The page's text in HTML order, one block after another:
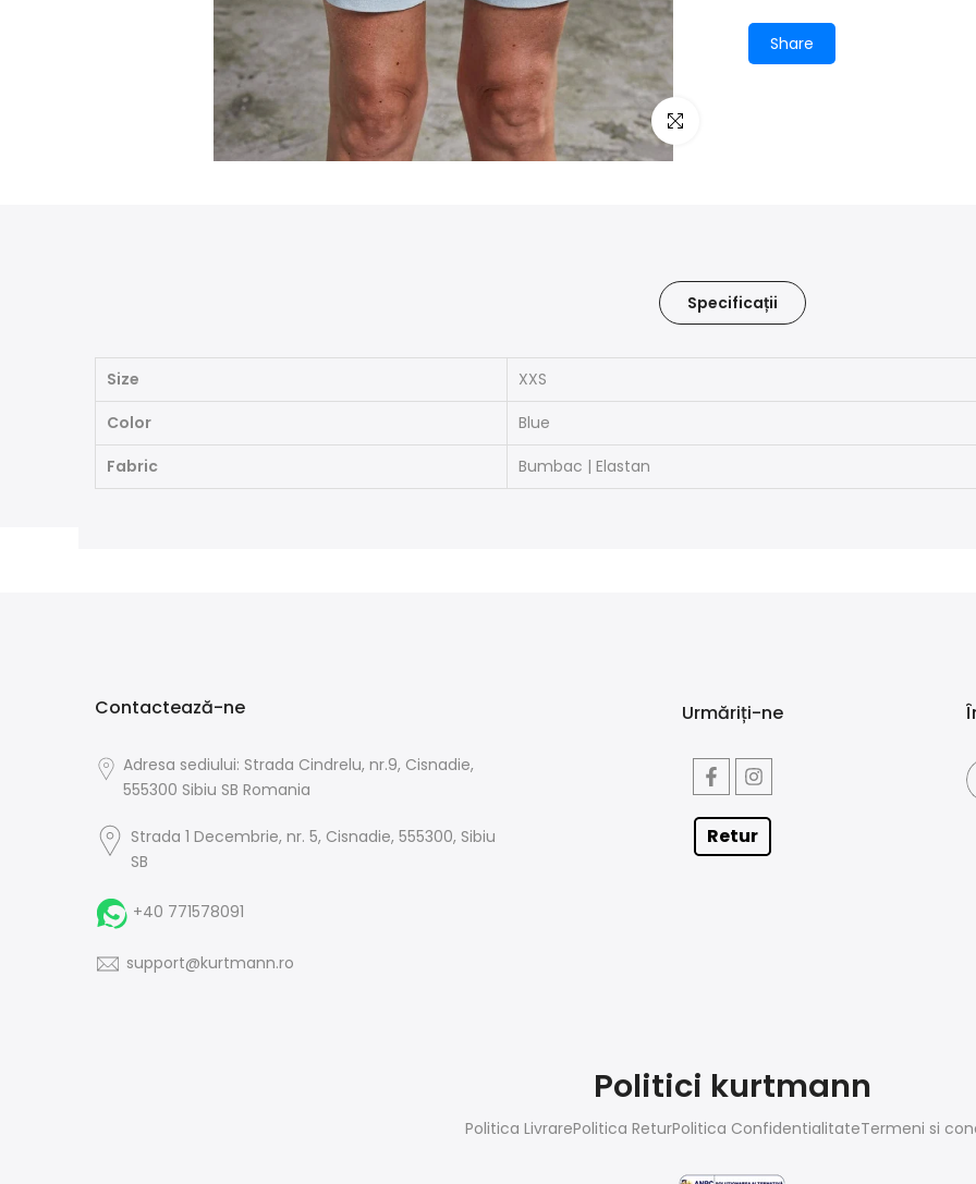
Click pentru a mari
Share
Specificații
Size
XXS
Color
Blue
Fabric
Bumbac | Elastan
Contactează-ne
Adresa sediului: Strada Cindrelu, nr.9, Cisnadie,
555300 Sibiu SB Romania
Strada 1 Decembrie, nr. 5, Cisnadie, 555300, Sibiu
SB
+40 771578091
support@kurtmann.ro
Urmăriți-ne
Retur
Politici kurtmann
Politica LivrarePolitica ReturPolitica ConfidentialitateTermeni si